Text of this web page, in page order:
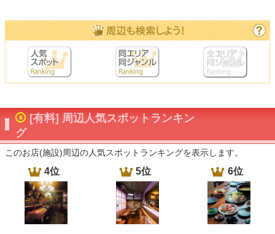
[有料] 周辺人気スポットランキン
グ
このお店(施設)周辺の人気スポットランキングを表示します。
4位 5位 6位